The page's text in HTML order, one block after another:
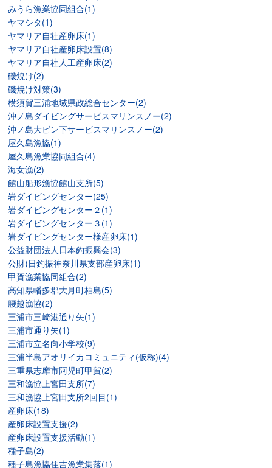
みうら漁業協同組合(1)
ヤマシタ(1)
ヤマリア自社産卵床(1)
ヤマリア自社産卵床設置(8)
ヤマリア自社人工産卵床(2)
磯焼け(2)
磯焼け対策(3)
横須賀三浦地域県政総合センター(2)
沖ノ島ダイビングサービスマリンスノー(2)
沖ノ島大ビン下サービスマリンスノー(2)
屋久島漁協(1)
屋久島漁業協同組合(4)
海女漁(2)
館山船形漁協館山支所(5)
岩ダイビングセンター(25)
岩ダイビングセンター２(1)
岩ダイビングセンター３(1)
岩ダイビングセンター様産卵床(1)
公益財団法人日本釣振興会(3)
公財)日釣振神奈川県支部産卵床(1)
甲賀漁業協同組合(2)
高知県幡多郡大月町柏島(5)
腰越漁協(2)
三浦市三崎港通り矢(1)
三浦市通り矢(1)
三浦市立名向小学校(9)
三浦半島アオリイカコミュニティ(仮称)(4)
三重県志摩市阿児町甲賀(2)
三和漁協上宮田支所(7)
三和漁協上宮田支所2回目(1)
産卵床(18)
産卵床設置支援(2)
産卵床設置支援活動(1)
種子島(2)
種子島漁協住吉漁業集落(1)